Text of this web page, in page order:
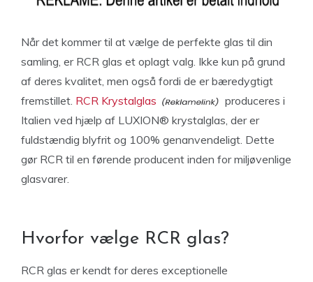
Når det kommer til at vælge de perfekte glas til din
samling, er RCR glas et oplagt valg. Ikke kun på grund
af deres kvalitet, men også fordi de er bæredygtigt
fremstillet. RCR Krystalglas
produceres i
Italien ved hjælp af LUXION® krystalglas, der er
fuldstændig blyfrit og 100% genanvendeligt. Dette
gør RCR til en førende producent inden for miljøvenlige
glasvarer.
Hvorfor vælge RCR glas?
RCR glas er kendt for deres exceptionelle